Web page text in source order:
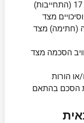
מצד
(חתימה) מצד
הסכמה מצד
או הורות
הסכם בהתאם